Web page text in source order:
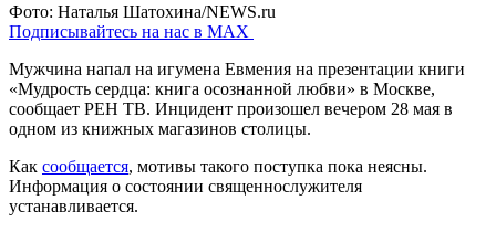
Фото: Наталья Шатохина/NEWS.ru
Подписывайтесь на нас в MAX
Мужчина напал на игумена Евмения на презентации книги
«Мудрость сердца: книга осознанной любви» в Москве,
сообщает РЕН ТВ. Инцидент произошел вечером 28 мая в
одном из книжных магазинов столицы.
Как сообщается, мотивы такого поступка пока неясны.
Информация о состоянии священнослужителя
устанавливается.